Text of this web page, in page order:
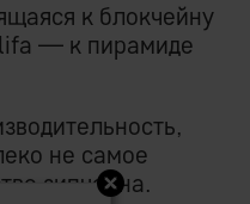
к блoкчeйнy
— к пирамиде
не самое
зипчейна.